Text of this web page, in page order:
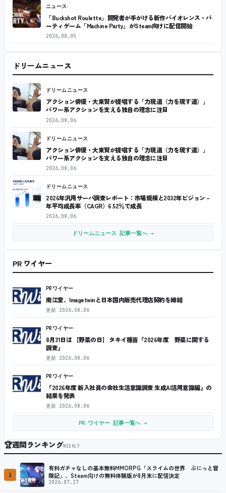
ニュース
「Buckshot Roulette」開発者が手がける新作バイオレンス・パ
ーティゲーム「Machine Party」がSteam向けに配信開始
2026.08.05
ドリームニュース
ドリームニュース
アクション俳優・大東賢が提唱する「力現道（力を現す道）」
パワー系アクションを支える独自の理念に注目
2026.08.06
ドリームニュース
アクション俳優・大東賢が提唱する「力現道（力を現す道）」
パワー系アクションを支える独自の理念に注目
2026.08.06
ドリームニュース
2026年汎用サーバ調査レポート：市場規模と2032年ビジョン –
年平均成長率（CAGR）6.52％で成長
2026.08.06
ドリームニュース 記事一覧へ →
PR ワイヤー
PRワイヤー
南江堂、Imagetwinと日本国内販売代理店契約を締結
更新 2026.08.06
PRワイヤー
8月31日は 【野菜の日】 タキイ種苗『2026年度 野菜に関する
調査』
更新 2026.08.06
PRワイヤー
『2026年度 新入社員の会社生活意識調査 生成AI活用意識編』の
結果を発表
更新 2026.08.06
PR ワイヤー 記事一覧へ →
🏆週間ランキングWEEKLY
1
有料ガチャなしの基本無料MMORPG「スライムの世界 ぷにっと冒
険記」、Steam向けの無料体験版が8月末に配信決定
2026.07.27